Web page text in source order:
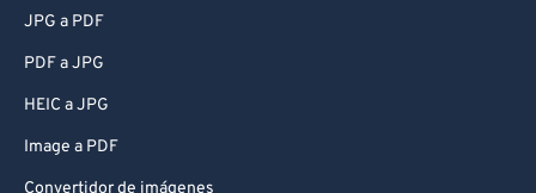
JPG a PDF
PDF a JPG
HEIC a JPG
Image a PDF
Convertidor de imágenes